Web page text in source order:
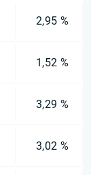
2,95 %
1,52 %
3,29 %
3,02 %